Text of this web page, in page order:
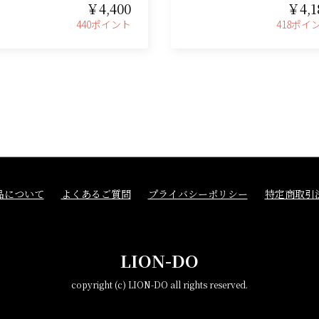
￥4,400
440ポイント
￥
418ポイ
について よくあるご質問 プライバシーポリシー 特定商取引
LION-DO
copyright (c) LION-DO all rights reserved.